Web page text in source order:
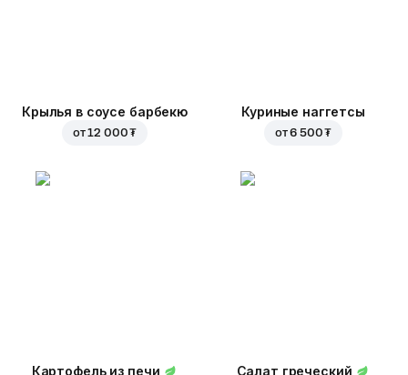
Крылья в соусе барбекю
от12 000 ₮
Куриные наггетсы
от6 500 ₮
Картофель из печи Салат греческий